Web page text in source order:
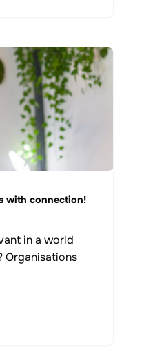
with connection!
in a world
Organisations